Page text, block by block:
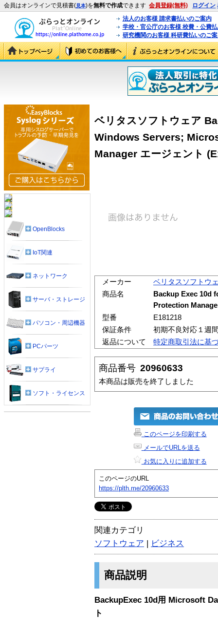
会員はオンラインで見積書(見本)を無料で作成できます 会員登録(無料) ログイン
法人のお客様 請求書払いのご案内
学校・官公庁のお客様 校費・公費
研究機関のお客様 科研費払いのご
ベリタスソフトウェア
Windows Servers;
Manager エージェント
メーカー
ベリタスソフトウ
商品名
Backup Exec 10d
Protection
型番
E181218
保証条件
初期不良対応１週
返品について
特定商取引法に基
商品番号 20960633
本商品は販売を終了しました
このページを印刷する
メールでURLを送る
お気に入りに追加する
このページのURL
https://plth.me/20960633
関連カテゴリ
ソフトウェア | ビジネス
商品説明
BackupExec 10d用 Microsoft
ト
OpenBlocks
IoT関連
ネットワーク
サーバ・ストレージ
パソコン・周辺機器
PCパーツ
サプライ
ソフト・ライセンス